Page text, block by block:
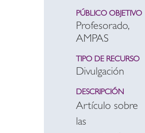
PÚBLICO OBJETIVO
Profesorado,
AMPAS
TIPO DE RECURSO
Divulgación
DESCRIPCIÓN
Artículo sobre
las